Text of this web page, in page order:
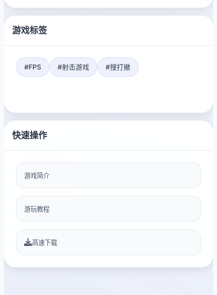
游戏标签
#FPS #射击游戏 #搜打撤
快速操作
游戏简介
游玩教程
高速下载